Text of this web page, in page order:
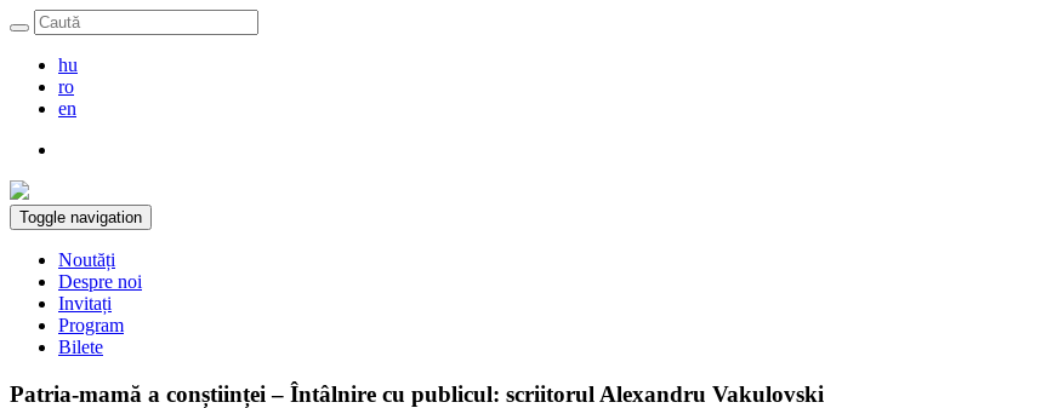
hu
ro
en
Toggle navigation
Noutăți
Despre noi
Invitați
Program
Bilete
Patria-mamă a conștiinței – Întâlnire cu publicul: scriitorul Alexandru Vakulovski